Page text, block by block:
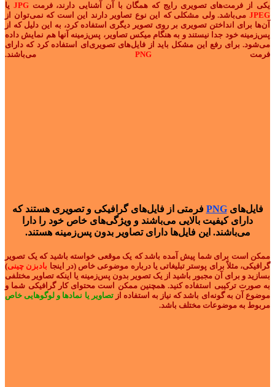
یکی از فرمت‌های تصویری رایج که همگان با آن آشنایی دارند، فرمتJPG یا
JPEG می‌باشد. ولی مشکلی که این نوع تصاویر دارند این است که نمی‌توان از
آن‌ها برای انداختن تصویری بر روی تصویر دیگری استفاده کرد، به این دلیل که از
پس‌زمینه خود جدا نیستند و به هنگام میکس تصاویر، پس‌زمینه آنها هم نمایش داده
می‌شود. برای رفع این مشکل باید از فایل‌های تصویری‌ای استفاده کرد که دارای
فرمتPNG می‌باشند.
فایل‌هایPNG فرمتی از فایل‌های گرافیکی و تصویری هستند که
دارای کیفیت بالایی می‌باشند و ویژگی‌های خاص خود را دارا
می‌باشند. این فایل‌ها دارای تصاویر بدون پس‌زمینه هستند.
ممکن است برای شما پیش آمده باشد که یک موقعی خواسته باشید که یک تصویر
گرافیکی، مثلاً برای پوستر تبلیغاتی یا درباره موضوعی خاص (در اینجا بادبزن چینی)
بسازید و برای آن مجبور باشید از یک تصویر بدون پس‌زمینه یا اینکه تصاویر مختلفی
به صورت ترکیبی استفاده کنید. همچنین ممکن است محتوای کار گرافیکی شما و
موضوع آن به گونه‌ای باشد که نیاز به استفاده ازتصاویر یا نمادها و لوگوهایی خاص
مربوط به موضوعات مختلف باشد.